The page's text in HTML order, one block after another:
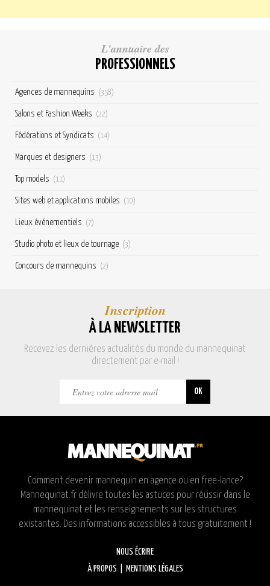
L'annuaire des
PROFESSIONNELS
Agences de mannequins (358)
Salons et Fashion Weeks (22)
Fédérations et Syndicats (14)
Marques et designers (13)
Top models (11)
Sites web et applications mobiles (10)
Lieux événementiels (7)
Studio photo et lieux de tournage (3)
Concours de mannequins (2)
Inscription
À LA NEWSLETTER
Recevez les dernières actualités du monde du mannequinat
directement par e-mail !
Comment devenir mannequin en agence ou en free-lance?
Mannequinat.fr délivre toutes les astuces pour réussir dans le
mannequinat et les renseignements sur les structures
existantes. Des informations accessibles à tous gratuitement !
NOUS ÉCRIRE
À PROPOS
MENTIONS LÉGALES